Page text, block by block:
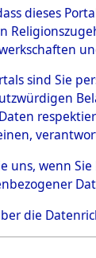
dieses
sind Sie
uns, wenn
die